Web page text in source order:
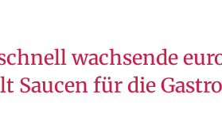
wachsende
Saucen für die